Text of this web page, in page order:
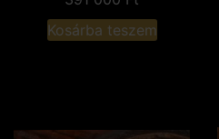
Kosárba teszem